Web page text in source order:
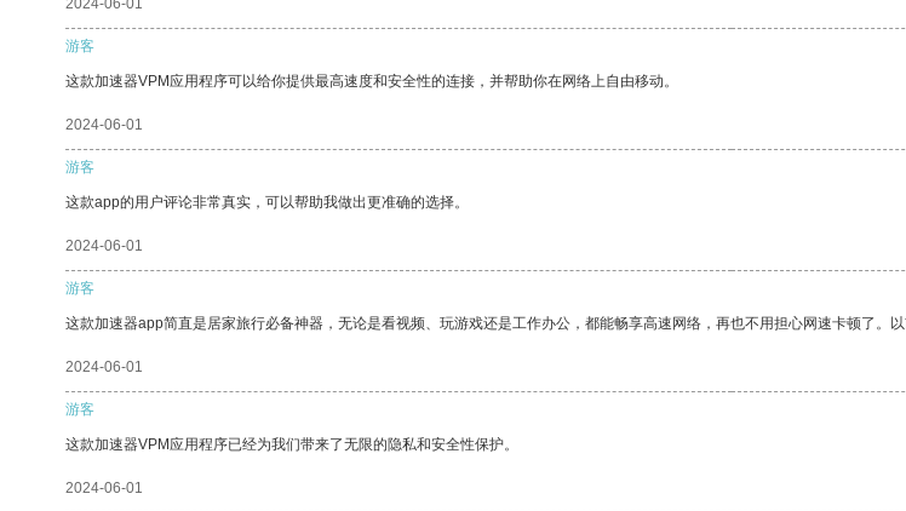
2024-06-01
游客
这款加速器VPM应用程序可以给你提供最高速度和安全性的连接，并帮助你在网络上自由移动。
2024-06-01
游客
这款app的用户评论非常真实，可以帮助我做出更准确的选择。
2024-06-01
游客
这款加速器app简直是居家旅行必备神器，无论是看视频、玩游戏还是工作办公，都能畅享高速网络，再也不用担心网速卡顿了。
2024-06-01
游客
这款加速器VPM应用程序已经为我们带来了无限的隐私和安全性保护。
2024-06-01